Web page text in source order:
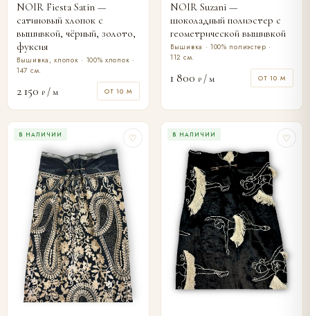
NOIR Fiesta Satin —
сатиновый хлопок с
вышивкой, чёрный, золото,
фуксия
Вышивка, хлопок · 100% хлопок ·
147 см.
2 150 ₽ / м ОТ 10 М
NOIR Suzani —
шоколадный полиэстер с
геометрической вышивкой
Вышивка · 100% полиэстер ·
112 см.
1 800 ₽ / м ОТ 10 М
В НАЛИЧИИ ♡ В НАЛИЧИИ ♡